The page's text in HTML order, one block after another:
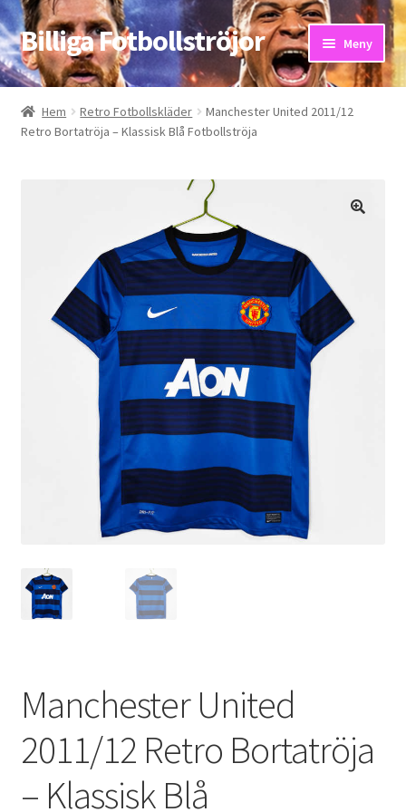
Hoppa
till
navigering
Hoppa
till
innehåll
Billiga Fotbollströjor Meny
Hem
Bloggar
Kontakta oss
Mitt konto
Storleksguiden
Hem Retro Fotbollskläder
Manchester United 2011/12
Retro Bortatröja – Klassisk Blå Fotbollströja
Manchester United
2011/12 Retro Bortatröja
– Klassisk Blå